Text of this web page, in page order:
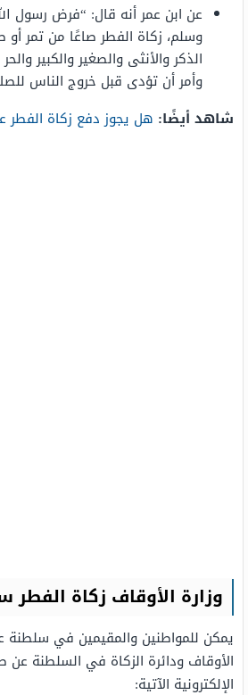
عن ابن عمر أنه قال: “فرض رسول
وسلم، زكاة الفطر صاعًا من تمر
الذكر والأنثى والصغير والكبير
وأمر أن تؤدى قبل خروج الناس
شاهد أيضًا: هل يجوز دفع زكاة
وزارة الأوقاف زكاة الفطر
يمكن للمواطنين والمقيمين في سلطنة
الأوقاف ودائرة الزكاة في السلطنة عن
الإلكترونية الآتية: